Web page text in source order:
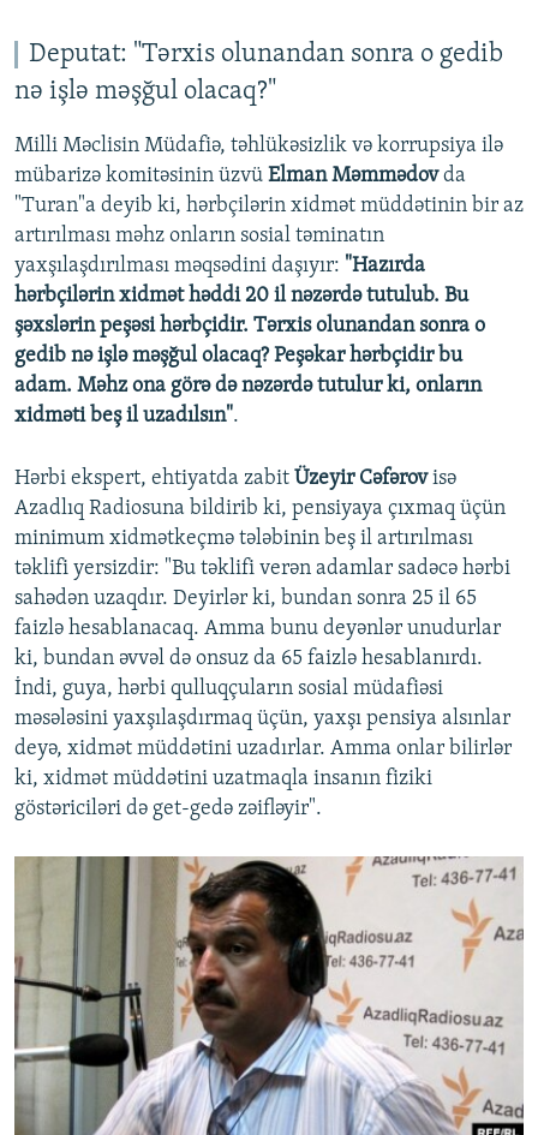
Deputat: "Tərxis olunandan sonra o gedib
nə işlə məşğul olacaq?"
Milli Məclisin Müdafiə, təhlükəsizlik və korrupsiya ilə
mübarizə komitəsinin üzvü Elman Məmmədovda
"Turan"a deyib ki, hərbçilərin xidmət müddətinin bir az
artırılması məhz onların sosial təminatın
yaxşılaşdırılması məqsədini daşıyır: "Hazırda
hərbçilərin xidmət həddi 20 il nəzərdə tutulub. Bu
şəxslərin peşəsi hərbçidir. Tərxis olunandan sonra o
gedib nə işlə məşğul olacaq? Peşəkar hərbçidir bu
adam. Məhz ona görə də nəzərdə tutulur ki, onların
xidməti beş il uzadılsın".
Hərbi ekspert, ehtiyatda zabit Üzeyir Cəfərovisə
Azadlıq Radiosuna bildirib ki, pensiyaya çıxmaq üçün
minimum xidmətkeçmə tələbinin beş il artırılması
təklifi yersizdir: "Bu təklifi verən adamlar sadəcə hərbi
sahədən uzaqdır. Deyirlər ki, bundan sonra 25 il 65
faizlə hesablanacaq. Amma bunu deyənlər unudurlar
ki, bundan əvvəl də onsuz da 65 faizlə hesablanırdı.
İndi, guya, hərbi qulluqçuların sosial müdafiəsi
məsələsini yaxşılaşdırmaq üçün, yaxşı pensiya alsınlar
deyə, xidmət müddətini uzadırlar. Amma onlar bilirlər
ki, xidmət müddətini uzatmaqla insanın fiziki
göstəriciləri də get-gedə zəifləyir".